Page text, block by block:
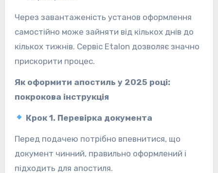
Через завантаженість установ оформлення
самостійно може зайняти від кількох днів до
кількох тижнів. Сервіс Etalon дозволяє значно
прискорити процес.
Як оформити апостиль у 2025 році:
покрокова інструкція
Крок 1. Перевірка документа
Перед подачею потрібно впевнитися, що
документ чинний, правильно оформлений і
підходить для апостиля.